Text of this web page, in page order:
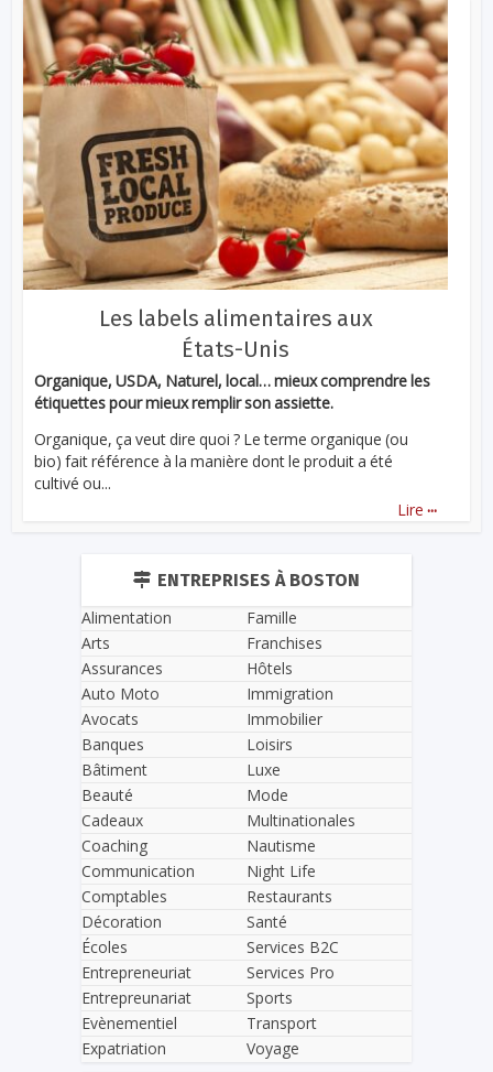
Les labels alimentaires aux
États-Unis
Organique, USDA, Naturel, local… mieux comprendre les
étiquettes pour mieux remplir son assiette.
Organique, ça veut dire quoi ? Le terme organique (ou
bio) fait référence à la manière dont le produit a été
cultivé ou...
Lire ...
ENTREPRISES À BOSTON
Alimentation
Arts
Assurances
Auto Moto
Avocats
Banques
Bâtiment
Beauté
Cadeaux
Coaching
Communication
Comptables
Décoration
Écoles
Entrepreneuriat
Entrepreunariat
Evènementiel
Expatriation
Famille
Franchises
Hôtels
Immigration
Immobilier
Loisirs
Luxe
Mode
Multinationales
Nautisme
Night Life
Restaurants
Santé
Services B2C
Services Pro
Sports
Transport
Voyage